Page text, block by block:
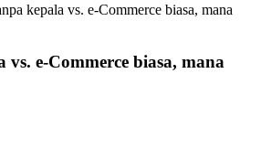
kepala vs. e-Commerce biasa, mana
vs. e-Commerce biasa, mana